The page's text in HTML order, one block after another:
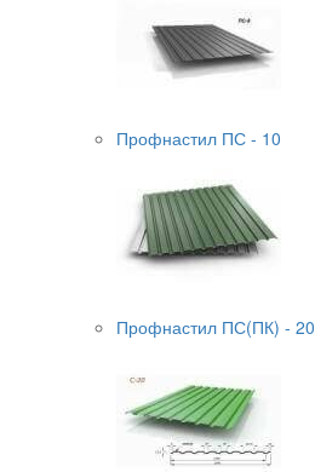
Профнастил ПС - 10
Профнастил ПС(ПК) - 20